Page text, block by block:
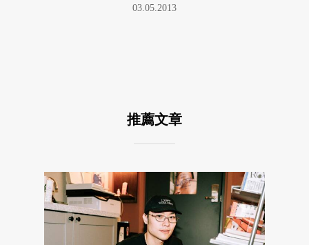
03.05.2013
推薦文章